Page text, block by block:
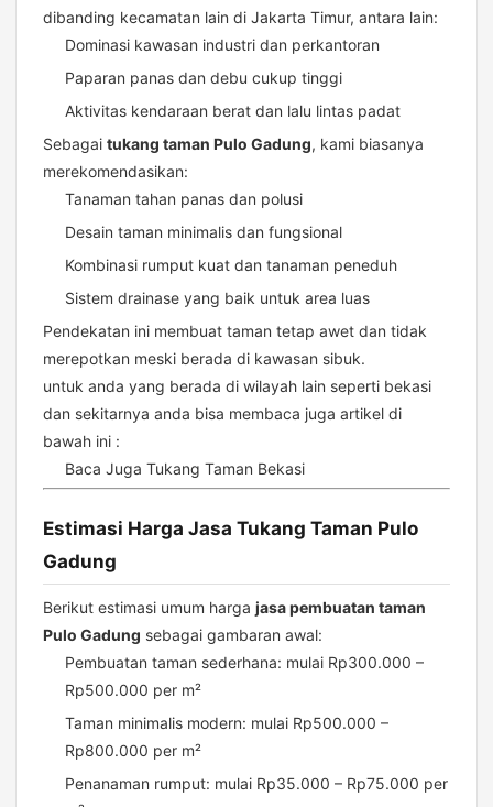
dibanding kecamatan lain di Jakarta Timur, antara lain:
Dominasi kawasan industri dan perkantoran
Paparan panas dan debu cukup tinggi
Aktivitas kendaraan berat dan lalu lintas padat
Sebagai tukang taman Pulo Gadung, kami biasanya
merekomendasikan:
Tanaman tahan panas dan polusi
Desain taman minimalis dan fungsional
Kombinasi rumput kuat dan tanaman peneduh
Sistem drainase yang baik untuk area luas
Pendekatan ini membuat taman tetap awet dan tidak
merepotkan meski berada di kawasan sibuk.
untuk anda yang berada di wilayah lain seperti bekasi
dan sekitarnya anda bisa membaca juga artikel di
bawah ini :
Baca Juga Tukang Taman Bekasi
Estimasi Harga Jasa Tukang Taman Pulo
Gadung
Berikut estimasi umum harga jasa pembuatan taman
Pulo Gadung sebagai gambaran awal:
Pembuatan taman sederhana: mulai Rp300.000 –
Rp500.000 per m²
Taman minimalis modern: mulai Rp500.000 –
Rp800.000 per m²
Penanaman rumput: mulai Rp35.000 – Rp75.000 per